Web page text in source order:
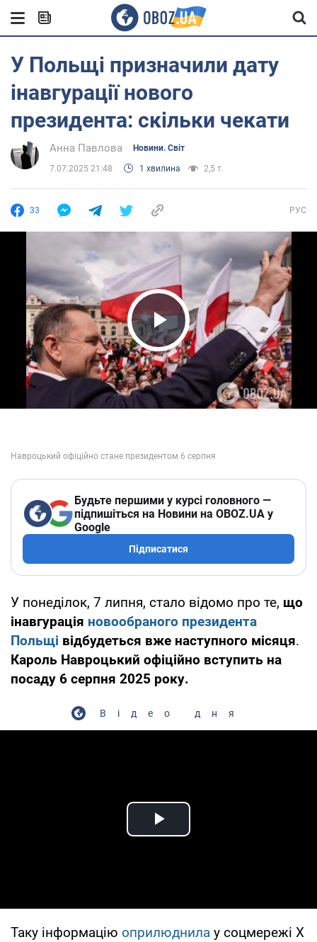
У Польщі призначили дату
інавгурації нового
президента: скільки чекати
Анна Павлова Новини. Світ
7.07.2025 21:48 1 хвилина 2,5 т.
33 РУС
Play Video
Будьте першими у курсі головного —
підпишіться на Новини на OBOZ.UA у
Google
Підписатися
У понеділок, 7 липня, стало відомо про те, що
інавгурація новообраного президента
Польщі відбудеться вже наступного місяця.
Кароль Навроцький офіційно вступить на
посаду 6 серпня 2025 року.
Відео дня
Play Video
Таку інформацію оприлюднила у соцмережі Х